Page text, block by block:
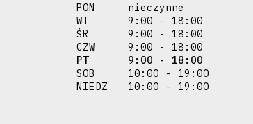
PON
nieczynne
WT
9:00 - 18:00
ŚR
9:00 - 18:00
CZW
9:00 - 18:00
PT
9:00 - 18:00
SOB
10:00 - 19:00
NIEDZ
10:00 - 19:00